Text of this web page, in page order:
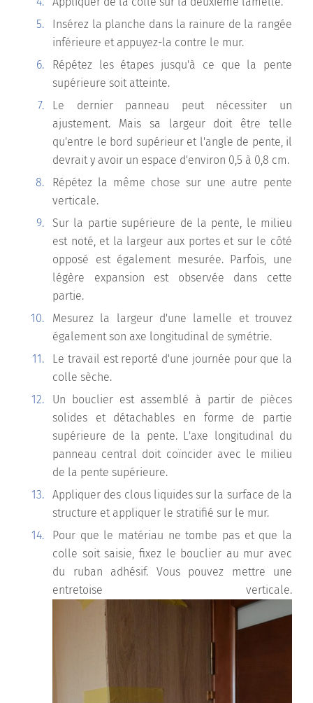
Appliquer de la colle sur la deuxième lamelle.
Insérez la planche dans la rainure de la rangée
inférieure et appuyez-la contre le mur.
Répétez les étapes jusqu'à ce que la pente
supérieure soit atteinte.
Le dernier panneau peut nécessiter un
ajustement. Mais sa largeur doit être telle
qu'entre le bord supérieur et l'angle de pente, il
devrait y avoir un espace d'environ 0,5 à 0,8 cm.
Répétez la même chose sur une autre pente
verticale.
Sur la partie supérieure de la pente, le milieu
est noté, et la largeur aux portes et sur le côté
opposé est également mesurée. Parfois, une
légère expansion est observée dans cette
partie.
Mesurez la largeur d'une lamelle et trouvez
également son axe longitudinal de symétrie.
Le travail est reporté d'une journée pour que la
colle sèche.
Un bouclier est assemblé à partir de pièces
solides et détachables en forme de partie
supérieure de la pente. L'axe longitudinal du
panneau central doit coïncider avec le milieu
de la pente supérieure.
Appliquer des clous liquides sur la surface de la
structure et appliquer le stratifié sur le mur.
Pour que le matériau ne tombe pas et que la
colle soit saisie, fixez le bouclier au mur avec
du ruban adhésif. Vous pouvez mettre une
entretoise verticale.